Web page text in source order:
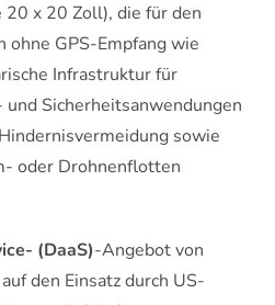
20 x 20 Zoll), die für den
ohne GPS-Empfang wie
Infrastruktur für
Sicherheitsanwendungen
sowie
oder Drohnenflotten
(DaaS)-Angebot von
den Einsatz durch US-